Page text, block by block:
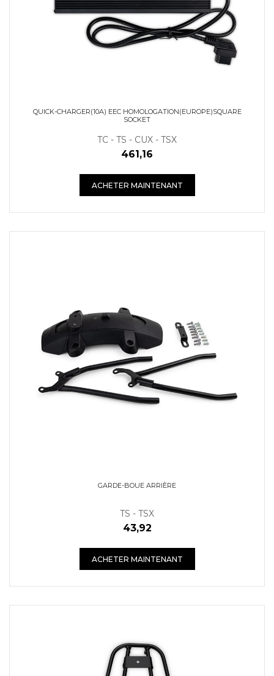
QUICK-CHARGER(10A) EEC HOMOLOGATION(EUROPE)SQUARE
SOCKET
TC - TS - CUX - TSX
461,16
ACHETER MAINTENANT
GARDE-BOUE ARRIÈRE
TS - TSX
43,92
ACHETER MAINTENANT